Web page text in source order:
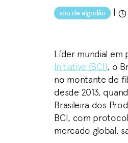
sou de algodão |
Líder mundial em
Initiative (BCI), o
no montante de
desde 2013,
Brasileira dos
BCI, com
mercado global,